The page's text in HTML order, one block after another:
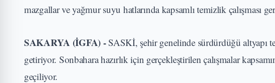
mazgallar ve yağmur suyu hatlarında kapsamlı temizlik çalışması
SAKARYA (İGFA) -SASKİ, şehir genelinde sürdürdüğü altyapı
getiriyor. Sonbahara hazırlık için gerçekleştirilen çalışmalar
geçiliyor.